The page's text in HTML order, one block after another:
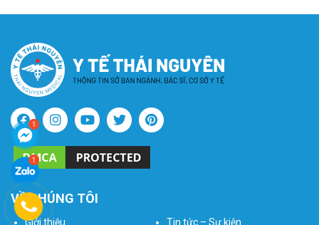
VỀ CHÚNG TÔI
Giới thiệu Tin tức – Sự kiện